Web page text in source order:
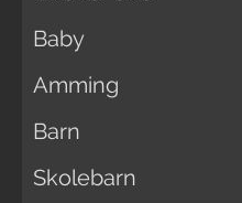
Baby
Amming
Barn
Skolebarn